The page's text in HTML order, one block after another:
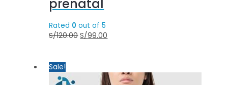
prenatal
Rated 0 out of 5
S/120.00 S/99.00
Sale!